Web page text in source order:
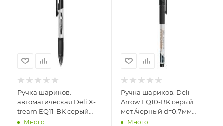
Ручка шариков.
автоматическая Deli X-
tream EQ11-BK серый
мет./черный d=0.7мм
Много
Ручка шариков. Deli
Arrow EQ10-BK серый
мет./черный d=0.7мм
черн. черн. резин.
Много